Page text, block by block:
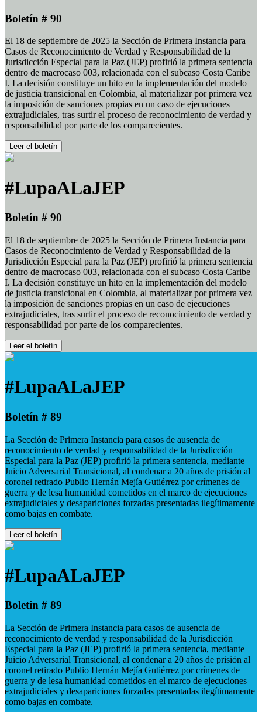
Boletín # 90
El 18 de septiembre de 2025 la Sección de Primera Instancia para
Casos de Reconocimiento de Verdad y Responsabilidad de la
Jurisdicción Especial para la Paz (JEP) profirió la primera sentencia
dentro de macrocaso 003, relacionada con el subcaso Costa Caribe
I. La decisión constituye un hito en la implementación del modelo
de justicia transicional en Colombia, al materializar por primera vez
la imposición de sanciones propias en un caso de ejecuciones
extrajudiciales, tras surtir el proceso de reconocimiento de verdad y
responsabilidad por parte de los comparecientes.
Leer el boletín
#LupaALaJEP
Boletín # 90
El 18 de septiembre de 2025 la Sección de Primera Instancia para
Casos de Reconocimiento de Verdad y Responsabilidad de la
Jurisdicción Especial para la Paz (JEP) profirió la primera sentencia
dentro de macrocaso 003, relacionada con el subcaso Costa Caribe
I. La decisión constituye un hito en la implementación del modelo
de justicia transicional en Colombia, al materializar por primera vez
la imposición de sanciones propias en un caso de ejecuciones
extrajudiciales, tras surtir el proceso de reconocimiento de verdad y
responsabilidad por parte de los comparecientes.
Leer el boletín
#LupaALaJEP
Boletín # 89
La Sección de Primera Instancia para casos de ausencia de
reconocimiento de verdad y responsabilidad de la Jurisdicción
Especial para la Paz (JEP) profirió la primera sentencia, mediante
Juicio Adversarial Transicional, al condenar a 20 años de prisión al
coronel retirado Publio Hernán Mejía Gutiérrez por crímenes de
guerra y de lesa humanidad cometidos en el marco de ejecuciones
extrajudiciales y desapariciones forzadas presentadas ilegítimamente
como bajas en combate.
Leer el boletín
#LupaALaJEP
Boletín # 89
La Sección de Primera Instancia para casos de ausencia de
reconocimiento de verdad y responsabilidad de la Jurisdicción
Especial para la Paz (JEP) profirió la primera sentencia, mediante
Juicio Adversarial Transicional, al condenar a 20 años de prisión al
coronel retirado Publio Hernán Mejía Gutiérrez por crímenes de
guerra y de lesa humanidad cometidos en el marco de ejecuciones
extrajudiciales y desapariciones forzadas presentadas ilegítimamente
como bajas en combate.